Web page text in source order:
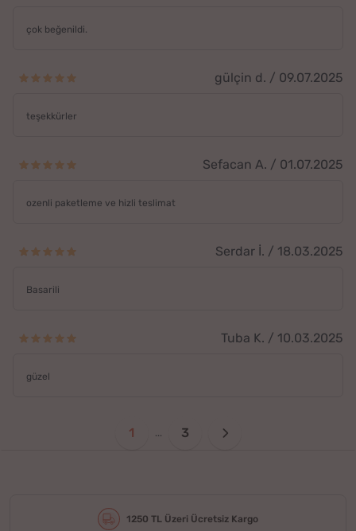
çok beğenildi.
gülçin d. / 09.07.2025
teşekkürler
Sefacan A. / 01.07.2025
ozenli paketleme ve hizli teslimat
Serdar İ. / 18.03.2025
Basarili
Tuba K. / 10.03.2025
güzel
1 3
1250 TL Üzeri Ücretsiz Kargo